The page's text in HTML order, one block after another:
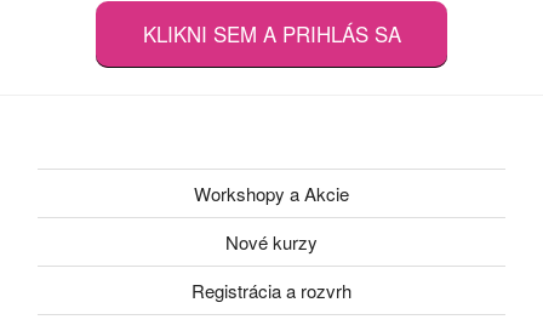
KLIKNI SEM A PRIHLÁS SA
Workshopy a Akcie
Nové kurzy
Registrácia a rozvrh